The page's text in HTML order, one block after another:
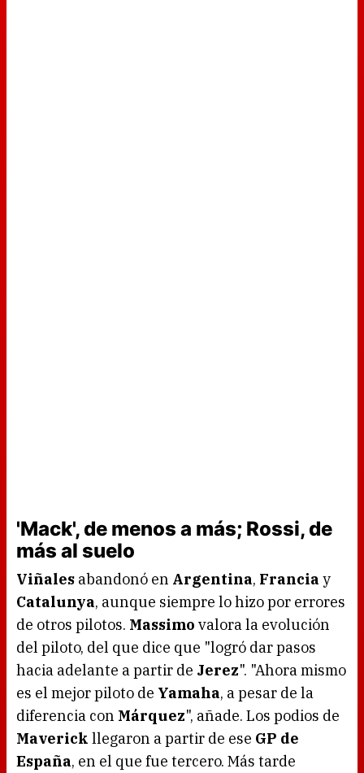
'Mack', de menos a más; Rossi, de
más al suelo
Viñales abandonó en Argentina, Francia y
Catalunya, aunque siempre lo hizo por errores
de otros pilotos. Massimo valora la evolución
del piloto, del que dice que "logró dar pasos
hacia adelante a partir de Jerez". "Ahora mismo
es el mejor piloto de Yamaha, a pesar de la
diferencia con Márquez", añade. Los podios de
Maverick llegaron a partir de ese GP de
España, en el que fue tercero. Más tarde